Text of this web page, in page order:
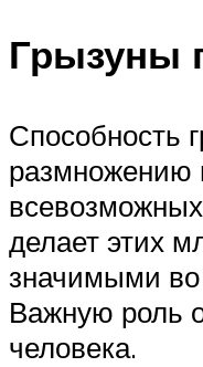
Грызуны
Способность
размножению
делает этих
значимыми во
Важную роль
человека.